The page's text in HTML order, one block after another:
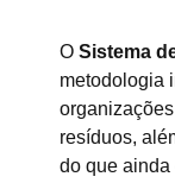
O Sistema
metodologia
resíduos,
do que ainda